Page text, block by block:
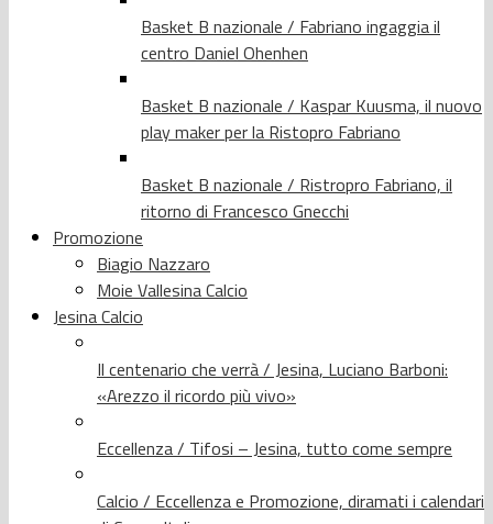
Basket B nazionale / Fabriano ingaggia il
centro Daniel Ohenhen
Basket B nazionale / Kaspar Kuusma, il nuovo
play maker per la Ristopro Fabriano
Basket B nazionale / Ristropro Fabriano, il
ritorno di Francesco Gnecchi
Promozione
Biagio Nazzaro
Moie Vallesina Calcio
Jesina Calcio
Il centenario che verrà / Jesina, Luciano Barboni:
«Arezzo il ricordo più vivo»
Eccellenza / Tifosi – Jesina, tutto come sempre
Calcio / Eccellenza e Promozione, diramati i calendari